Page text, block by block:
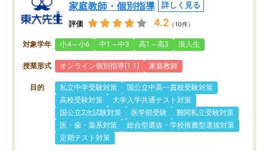
家庭教師・個別指導
詳しく見る
評価 4.2 （10件）
対象学年 小4～小6 中1～中3 高1～高3 浪人生
授業形式 オンライン個別指導(1:1) 家庭教師
目的 私立中学受験対策
国公立中高一貫校受験対策
高校受験対策
大学入学共通テスト対策
国公立2次試験対策
医学部受験
難関私立受験対策
医・歯・薬系対策
総合型選抜・学校推薦型選抜対策
定期テスト対策